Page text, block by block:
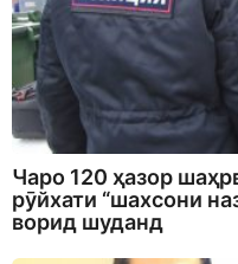
Чаро 120 ҳазор
рӯйхати “шахсони
ворид шуданд